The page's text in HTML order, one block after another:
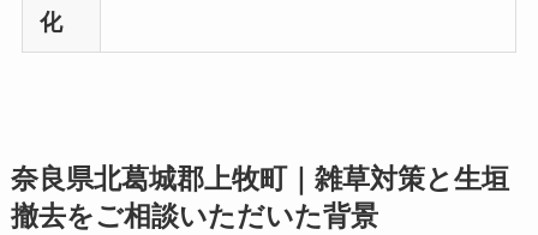
化
奈良県北葛城郡上牧町｜雑草対策と生垣
撤去をご相談いただいた背景